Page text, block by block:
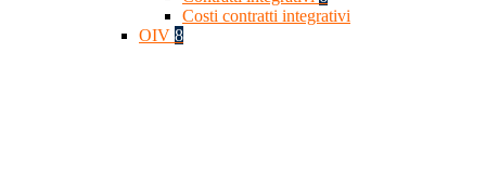
Costi contratti integrativi
OIV 8